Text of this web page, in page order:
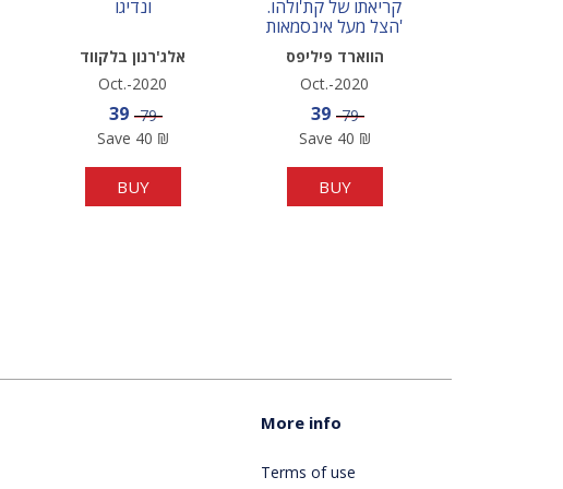
ונדיגו
אלג'רנון בלקווד
Oct.-2020
Sale price
39 Price
79
Save 40 ₪
BUY
קריאתו של קת'ולהו.
הצל מעל אינסמאות'
הווארד פיליפס
לאבקרפט
Oct.-2020
Sale price
39 Price
79
Save 40 ₪
BUY
More info
Terms of use